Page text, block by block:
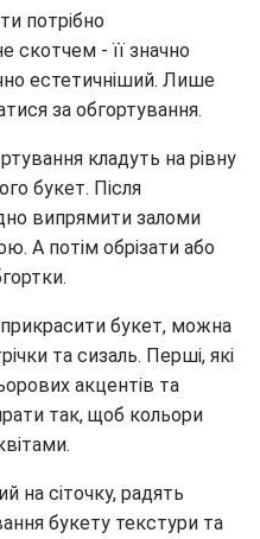
потрібно
скотчем - її значно
естетичніший. Лише
за обгортування.
кладуть на рівну
букет. Після
випрямити заломи
А потім обрізати або
букет, можна
та сизаль. Перші, які
акцентів та
так, щоб кольори
на сіточку, радять
букету текстури та